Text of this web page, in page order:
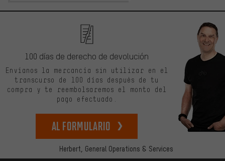
Herbert, General Operations & Services
100 días de derecho de devolución
Envíanos la mercancía sin utilizar en el
transcurso de 100 días después de tu
compra y te reembolsaremos el monto del
pago efectuado.
Al formulario